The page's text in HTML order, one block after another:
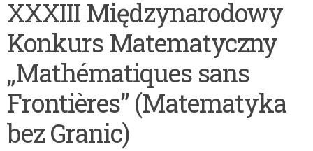
XXXIII Międzynarodowy
Konkurs Matematyczny
„Mathématiques sans
Frontières” (Matematyka
bez Granic)
historyczny
„»Najlepiej
widzę,
kiedy
zamknę
oczy«.
stypendialny
dla
romskich
uczniów
szkół
ponadpodstawowych